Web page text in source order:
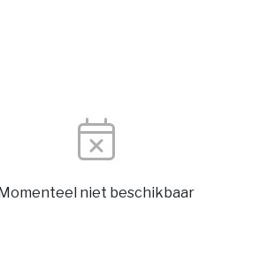
niet beschikbaar